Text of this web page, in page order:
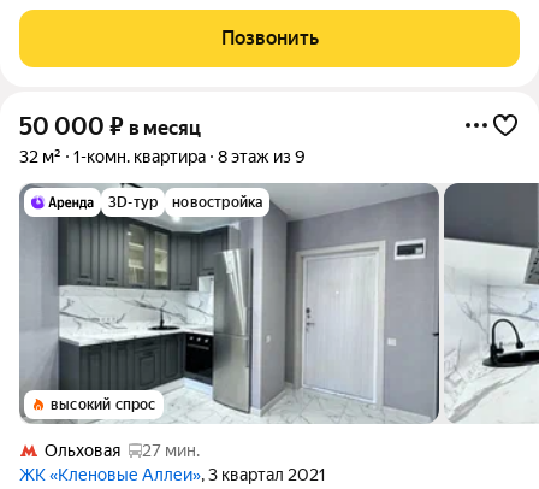
оплачиваются отдельно. По условиям проживания: без детей,
без питомцев. Срок
Позвонить
50 000 ₽ в месяц
32 м² 1-комн. квартира 8 этаж из 9
3D-тур новостройка
высокий спрос
Ольховая
27 мин.
ЖК «Кленовые Аллеи», 3 квартал 2021